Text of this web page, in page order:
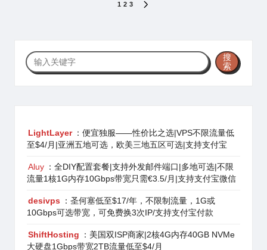
分
页
1 2 3
搜
索
搜
索
LightLayer ：便宜独服——性价比之选|VPS不限流量低
至$4/月|亚洲五地可选，欧美三地五区可选|支持支付宝
Aluy ：全DIY配置套餐|支持外发邮件端口|多地可选|不限
流量1核1G内存10Gbps带宽只需€3.5/月|支持支付宝微信
desivps
：圣何塞低至$17/年，不限制流量，1G或
10Gbps可选带宽，可免费换3次IP/支持支付宝付款
ShiftHosting
：美国双ISP商家|2核4G内存40GB NVMe
大硬盘1Gbps带宽2TB流量低至$4/月